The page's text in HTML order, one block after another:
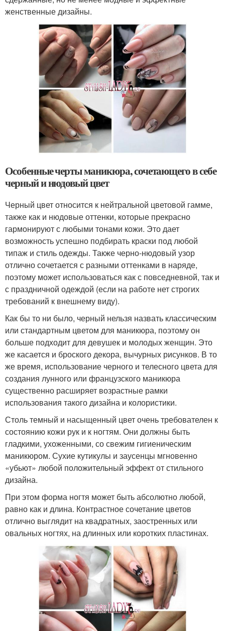
женственные дизайны.
Особенные черты маникюра, сочетающего в себе
черный и нюдовый цвет
Черный цвет относится к нейтральной цветовой гамме,
также как и нюдовые оттенки, которые прекрасно
гармонируют с любыми тонами кожи. Это дает
возможность успешно подбирать краски под любой
типаж и стиль одежды. Также черно-нюдовый узор
отлично сочетается с разными оттенками в наряде,
поэтому может использоваться как с повседневной, так и
с праздничной одеждой (если на работе нет строгих
требований к внешнему виду).
Как бы то ни было, черный нельзя назвать классическим
или стандартным цветом для маникюра, поэтому он
больше подходит для девушек и молодых женщин. Это
же касается и броского декора, вычурных рисунков. В то
же время, использование черного и телесного цвета для
создания лунного или французского маникюра
существенно расширяет возрастные рамки
использования такого дизайна и колористики.
Столь темный и насыщенный цвет очень требователен к
состоянию кожи рук и к ногтям. Они должны быть
гладкими, ухоженными, со свежим гигиеническим
маникюром. Сухие кутикулы и заусенцы мгновенно
«убьют» любой положительный эффект от стильного
дизайна.
При этом форма ногтя может быть абсолютно любой,
равно как и длина. Контрастное сочетание цветов
отлично выглядит на квадратных, заостренных или
овальных ногтях, на длинных или коротких пластинах.